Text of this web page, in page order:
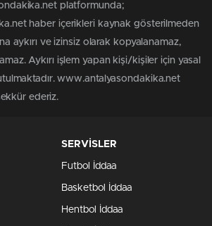
platformunda;
haber içerikleri kaynak gösterilmeden
aykırı ve izinsiz olarak kopyalanamaz,
Aykırı işlem yapan kişi/kişiler için yasal
www.antalyasondakika.net
ederiz.
SERVİSLER
Futbol İddaa
Basketbol İddaa
Hentbol İddaa